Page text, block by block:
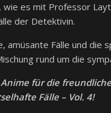
es mit Professor
der Detektivin.
amüsante Fälle und die
rund um die
Anime für die
Fälle – Vol. 4!